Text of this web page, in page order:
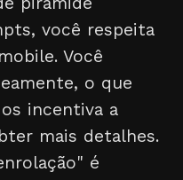
você respeita
Você
o que
incentiva a
mais detalhes.
é